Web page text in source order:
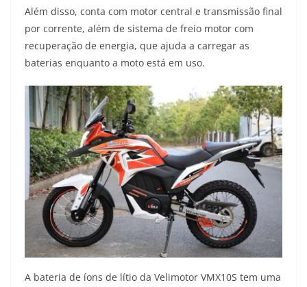
Além disso, conta com motor central e transmissão final
por corrente, além de sistema de freio motor com
recuperação de energia, que ajuda a carregar as
baterias enquanto a moto está em uso.
A bateria de íons de lítio da Velimotor VMX10S tem uma